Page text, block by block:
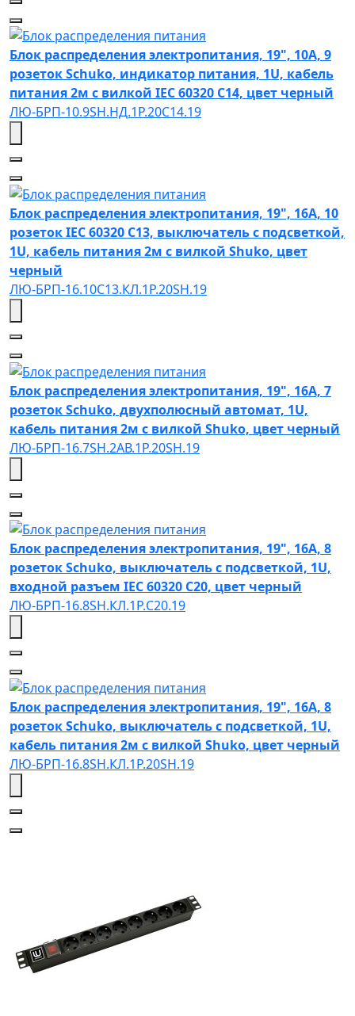
Блок распределения электропитания, 19", 10А, 9
розеток Schuko, индикатор питания, 1U, кабель
питания 2м с вилкой IEC 60320 C14, цвет черный
ЛЮ-БРП-10.9SH.НД.1Р.20C14.19
Блок распределения электропитания, 19", 16А, 10
розеток IEC 60320 C13, выключатель с подсветкой,
1U, кабель питания 2м с вилкой Shuko, цвет
черный
ЛЮ-БРП-16.10C13.КЛ.1Р.20SH.19
Блок распределения электропитания, 19", 16А, 7
розеток Schuko, двухполюсный автомат, 1U,
кабель питания 2м с вилкой Shuko, цвет черный
ЛЮ-БРП-16.7SH.2АВ.1Р.20SH.19
Блок распределения электропитания, 19", 16А, 8
розеток Schuko, выключатель с подсветкой, 1U,
входной разъем IEC 60320 C20, цвет черный
ЛЮ-БРП-16.8SH.КЛ.1Р.C20.19
Блок распределения электропитания, 19", 16А, 8
розеток Schuko, выключатель с подсветкой, 1U,
кабель питания 2м с вилкой Shuko, цвет черный
ЛЮ-БРП-16.8SH.КЛ.1Р.20SH.19